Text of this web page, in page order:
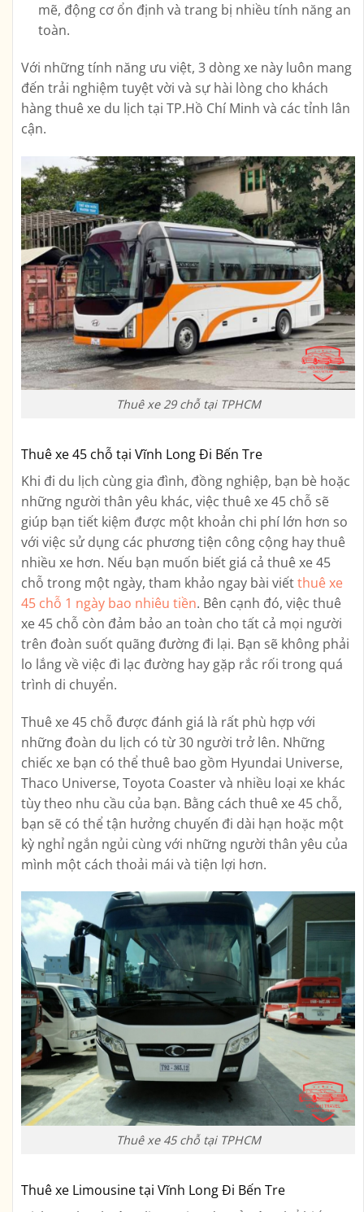
mẽ, động cơ ổn định và trang bị nhiều tính năng an
toàn.
Với những tính năng ưu việt, 3 dòng xe này luôn mang
đến trải nghiệm tuyệt vời và sự hài lòng cho khách
hàng thuê xe du lịch tại TP.Hồ Chí Minh và các tỉnh lân
cận.
Thuê xe 29 chỗ tại TPHCM
Thuê xe 45 chỗ tại Vĩnh Long Đi Bến Tre
Khi đi du lịch cùng gia đình, đồng nghiệp, bạn bè hoặc
những người thân yêu khác, việc thuê xe 45 chỗ sẽ
giúp bạn tiết kiệm được một khoản chi phí lớn hơn so
với việc sử dụng các phương tiện công cộng hay thuê
nhiều xe hơn. Nếu bạn muốn biết giá cả thuê xe 45
chỗ trong một ngày, tham khảo ngay bài viếtthuê xe
45 chỗ 1 ngày bao nhiêu tiền. Bên cạnh đó, việc thuê
xe 45 chỗ còn đảm bảo an toàn cho tất cả mọi người
trên đoàn suốt quãng đường đi lại. Bạn sẽ không phải
lo lắng về việc đi lạc đường hay gặp rắc rối trong quá
trình di chuyển.
Thuê xe 45 chỗ được đánh giá là rất phù hợp với
những đoàn du lịch có từ 30 người trở lên. Những
chiếc xe bạn có thể thuê bao gồm Hyundai Universe,
Thaco Universe, Toyota Coaster và nhiều loại xe khác
tùy theo nhu cầu của bạn. Bằng cách thuê xe 45 chỗ,
bạn sẽ có thể tận hưởng chuyến đi dài hạn hoặc một
kỳ nghỉ ngắn ngủi cùng với những người thân yêu của
mình một cách thoải mái và tiện lợi hơn.
Thuê xe 45 chỗ tại TPHCM
Thuê xe Limousine tại Vĩnh Long Đi Bến Tre